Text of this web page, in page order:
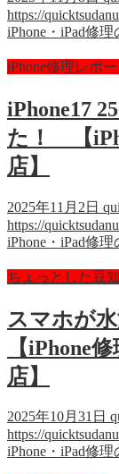
https://
iPhone・iPad修
iPhone修理レポー
iPhone17
た！ 【
店】
2025年11月2日
https://
iPhone・iPad修
ちょっとした豆
スマホが
【iPhone
店】
2025年10月31日
https://
iPhone・iPad修